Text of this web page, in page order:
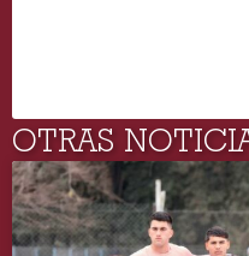
OTRAS